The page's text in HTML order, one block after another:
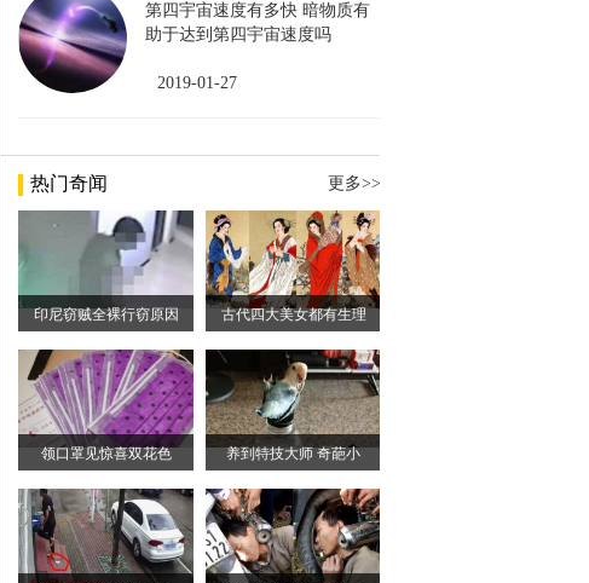
第四宇宙速度有多快 暗物质有
助于达到第四宇宙速度吗
2019-01-27
热门奇闻 更多>>
印尼窃贼全裸行窃原因 古代四大美女都有生理
领口罩见惊喜双花色 养到特技大师 奇葩小